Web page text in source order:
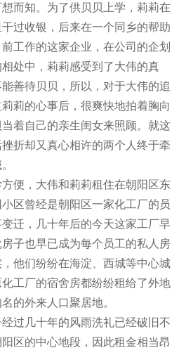
而知。为了供贝贝上学，莉莉在
过收银，后来在一个同乡的帮助
工作的这家企业，在公司的企划
处中，莉莉感受到了大伟的真
善待贝贝，所以，对于大伟的追
莉的心事后，很爽快地拍着胸向
着自己的亲生闺女来照顾。就这
折却又真心相许的两个人终于牵
，大伟和莉莉租住在朝阳区东
区曾经是朝阳区一家化工厂的员
迁，几十年后的今天这家工厂早
子也早已成为每个员工的私人房
他们纷纷在海淀、西城等中心城
工厂的宿舍房都纷纷租给了外地
的外来人口聚居地。
几十年的风雨洗礼已经破旧不
区的中心地段，因此租金相当昂